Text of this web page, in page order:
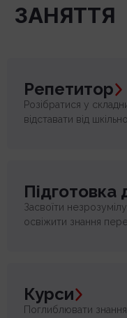
ЗАНЯТТЯ
Репетитор
Розібратися у
відставати від
Засвоїти
освіжити знання
Курси
Поглиблювати